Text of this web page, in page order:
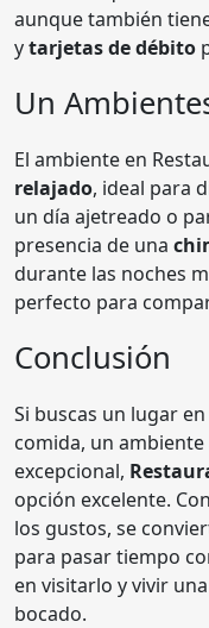
aunque también
ytarjetas de débito
Un
El ambiente en
relajado, ideal para
un día ajetreado o
presencia de una
durante las noches
perfecto para
Conclusión
Si buscas un lugar
comida, un
excepcional,
opción excelente.
los gustos, se
para pasar tiempo
en visitarlo y vivir
bocado.